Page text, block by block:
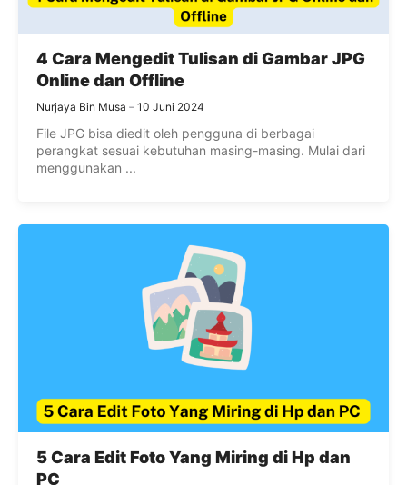
4 Cara Mengedit Tulisan di Gambar JPG
Online dan Offline
Nurjaya Bin Musa 10 Juni 2024
File JPG bisa diedit oleh pengguna di berbagai
perangkat sesuai kebutuhan masing-masing. Mulai dari
menggunakan ...
5 Cara Edit Foto Yang Miring di Hp dan
PC